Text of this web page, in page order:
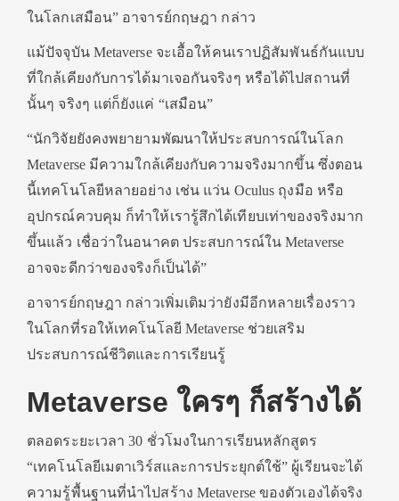
ในโลกเสมือน” อาจารย์กฤษฎา กล่าว
แม้ปัจจุบัน Metaverse จะเอื้อให้คนเราปฏิสัมพันธ์กันแบบ
ที่ใกล้เคียงกับการได้มาเจอกันจริงๆ หรือได้ไปสถานที่
นั้นๆ จริงๆ แต่ก็ยังแค่ “เสมือน”
“นักวิจัยยังคงพยายามพัฒนาให้ประสบการณ์ในโลก
Metaverse มีความใกล้เคียงกับความจริงมากขึ้น ซึ่งตอน
นี้เทคโนโลยีหลายอย่าง เช่น แว่น Oculus ถุงมือ หรือ
อุปกรณ์ควบคุม ก็ทำให้เรารู้สึกได้เทียบเท่าของจริงมาก
ขึ้นแล้ว เชื่อว่าในอนาคต ประสบการณ์ใน Metaverse
อาจจะดีกว่าของจริงก็เป็นได้”
อาจารย์กฤษฎา กล่าวเพิ่มเติมว่ายังมีอีกหลายเรื่องราว
ในโลกที่รอให้เทคโนโลยี Metaverse ช่วยเสริม
ประสบการณ์ชีวิตและการเรียนรู้
Metaverse ใครๆ ก็สร้างได้
ตลอดระยะเวลา 30 ชั่วโมงในการเรียนหลักสูตร
“เทคโนโลยีเมตาเวิร์สและการประยุกต์ใช้” ผู้เรียนจะได้
ความรู้พื้นฐานที่นำไปสร้าง Metaverse ของตัวเองได้จริง